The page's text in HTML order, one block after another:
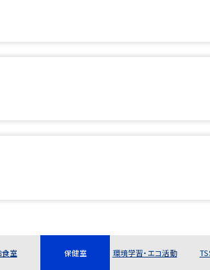
食室 保健室 環境学習・エコ活動